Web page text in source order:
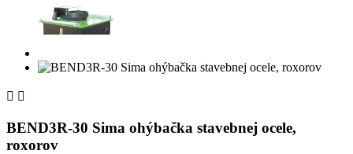
 
BEND3R-30 Sima ohýbačka stavebnej ocele,
roxorov